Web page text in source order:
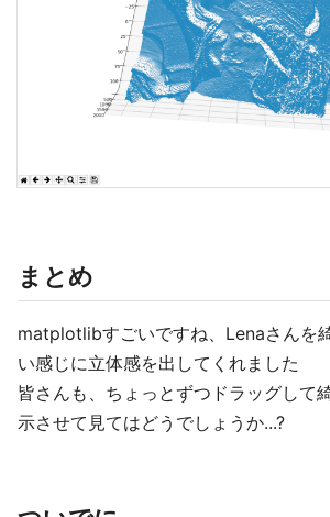
まとめ
matplotlibすごいですね、Lenaさんを
い感じに立体感を出してくれました
皆さんも、ちょっとずつドラッグして
示させて見てはどうでしょうか...?